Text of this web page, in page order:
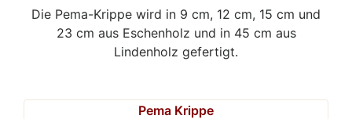
Die Pema-Krippe wird in 9 cm, 12 cm, 15 cm und
23 cm aus Eschenholz und in 45 cm aus
Lindenholz gefertigt.
Pema Krippe